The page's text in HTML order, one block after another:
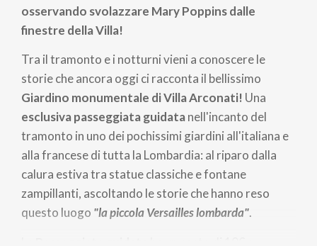
osservando svolazzare Mary Poppins dalle
finestre della Villa!
Tra il tramonto e i notturni vieni a conoscere le
storie che ancora oggi ci racconta il bellissimo
Giardino monumentale di Villa Arconati! Una
esclusiva passeggiata guidatanell'incanto del
tramonto in uno dei pochissimi giardini all'italiana e
alla francese di tutta la Lombardia: al riparo dalla
calura estiva tra statue classiche e fontane
zampillanti, ascoltando le storie che hanno reso
questo luogo "la piccola Versailles lombarda".